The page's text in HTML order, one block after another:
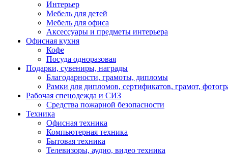
Интерьер
Мебель для детей
Мебель для офиса
Аксессуары и предметы интерьера
Офисная кухня
Кофе
Посуда одноразовая
Подарки, сувениры, награды
Благодарности, грамоты, дипломы
Рамки для дипломов, сертификатов, грамот,
Рабочая спецодежда и СИЗ
Средства пожарной безопасности
Техника
Офисная техника
Компьютерная техника
Бытовая техника
Телевизоры, аудио, видео техника